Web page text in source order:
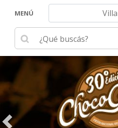
MENÚ Navegar hacia otra
Ingrese su búsqueda